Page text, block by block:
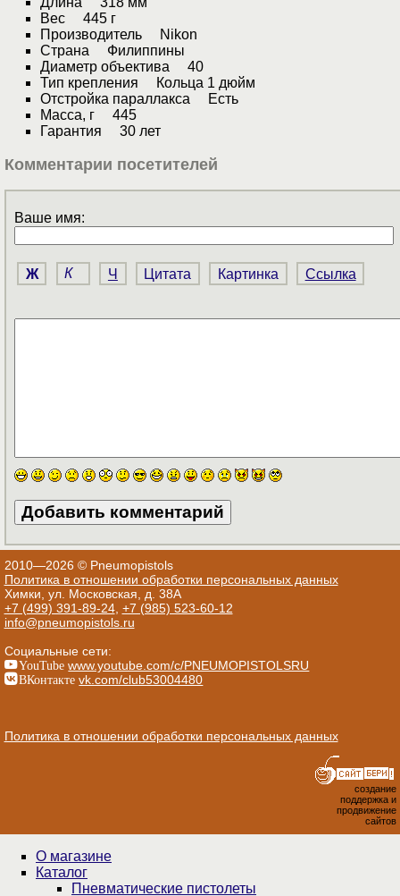
Вес 445 г
Производитель Nikon
Страна Филиппины
Диаметр объектива 40
Тип крепления Кольца 1 дюйм
Отстройка параллакса Есть
Масса, г 445
Гарантия 30 лет
Комментарии посетителей
Ваше имя:
Ж К Ч Цитата Картинка Ссылка
2010—2026 © Pneumopistols
Политика в отношении обработки персональных данных
Химки, ул. Московская, д. 38А
+7 (499) 391-89-24, +7 (985) 523-60-12
info@pneumopistols.ru
Социальные сети:
YouTube www.youtube.com/c/PNEUMOPISTOLSRU
ВКонтакте vk.com/club53004480
Политика в отношении обработки персональных данных
создание
поддержка и
продвижение
сайтов
О магазине
Каталог
Пнев­ма­ти­чес­кие пистолеты